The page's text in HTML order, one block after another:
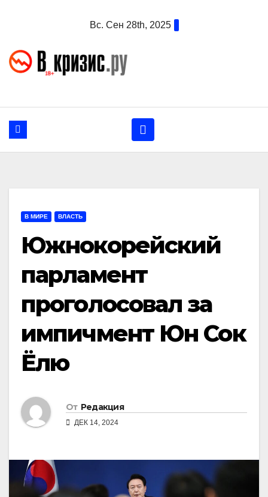
Вс. Сен 28th, 2025
В МИРЕ ВЛАСТЬ
Южнокорейский
парламент
проголосовал за
импичмент Юн Сок
Ёлю
От Редакция
ДЕК 14, 2024